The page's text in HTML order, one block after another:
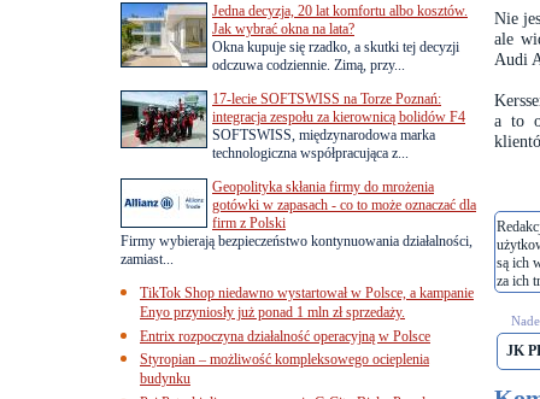
Nie
ale
Audi
a to
są ich
za ich
JK
Jedna decyzja, 20 lat komfortu albo kosztów.
Jak wybrać okna na lata?
Okna kupuje się rzadko, a skutki tej decyzji
odczuwa codziennie. Zimą, przy...
17-lecie SOFTSWISS na Torze Poznań:
integracja zespołu za kierownicą bolidów F4
SOFTSWISS, międzynarodowa marka
technologiczna współpracująca z...
Geopolityka skłania firmy do mrożenia
gotówki w zapasach - co to może oznaczać dla
firm z Polski
Firmy wybierają bezpieczeństwo kontynuowania działalności,
zamiast...
TikTok Shop niedawno wystartował w Polsce, a kampanie
Enyo przyniosły już ponad 1 mln zł sprzedaży.
Entrix rozpoczyna działalność operacyjną w Polsce
Styropian – możliwość kompleksowego ocieplenia
budynku